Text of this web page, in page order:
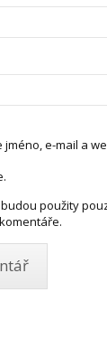
jméno, e-mail a
použity